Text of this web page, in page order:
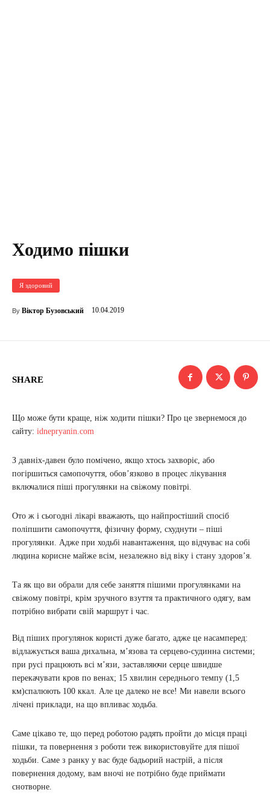
Ходимо пішки
Я здоровий
By Віктор Бузовський 10.04.2019
SHARE
Що може бути краще, ніж ходити пішки? Про це звернемося до
сайту: idnepryanin.com
З давніх-давен було помічено, якщо хтось захворіє, або
погіршиться самопочуття, обов’язково в процес лікування
включалися піші прогулянки на свіжому повітрі.
Ото ж і сьогодні лікарі вважають, що найпростіший спосіб
поліпшити самопочуття, фізичну форму, схуднути – піші
прогулянки. Адже при ходьбі навантаження, що відчуває на собі
людина корисне майже всім, незалежно від віку і стану здоров’я.
Та як що ви обрали для себе заняття пішими прогулянками на
свіжому повітрі, крім зручного взуття та практичного одягу, вам
потрібно вибрати свій маршрут і час.
Від піших прогулянок користі дуже багато, адже це насамперед:
відлажується ваша дихальна, м’язова та серцево-судинна системи;
при русі працюють всі м’язи, заставляючи серце швидше
перекачувати кров по венах; 15 хвилин середнього темпу (1,5
км)спалюють 100 ккал. Але це далеко не все! Ми навели всього
лічені приклади, на що впливає ходьба.
Саме цікаво те, що перед роботою радять пройти до місця праці
пішки, та повернення з роботи теж використовуйте для пішої
ходьби. Саме з ранку у вас буде бадьорий настрій, а після
повернення додому, вам вночі не потрібно буде приймати
снотворне.